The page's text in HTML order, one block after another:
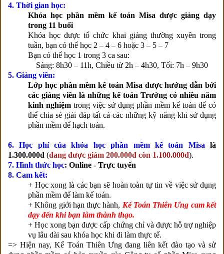
4. Thời gian học:
Khóa học phần mềm kế toán Misa được giảng dạy
trong 11 buổi
Khóa học được tổ chức khai giảng thường xuyên trong
tuần, bạn có thể học 2 – 4 – 6 hoặc 3 – 5 – 7
Bạn có thể học 1 trong 3 ca sau:
Sáng: 8h30 – 11h, Chiều từ 2h – 4h30, Tối: 7h – 9h30
5. Giảng viên:
Lớp học phần mềm kế toán Misa được hướng dẫn bởi
các giảng viên là những kế toán Trưởng có nhiều năm
kinh nghiệm trong việc sử dụng phần mềm kế toán để có
thể chia sẻ giải đáp tất cả các những kỹ năng khi sử dụng
phần mềm để hạch toán.
6.Học phí của khóa học phần mềm kế toán Misa
là
1.300.000đ (đang được giảm 200.000đ còn 1.100.000đ).
7. Hình thức học: Online - Trực tuyến
8. Cam kết:
+ Học xong là các bạn sẽ hoàn toàn tự tin về việc sử dụng
phần mềm để làm kế toán.
+ Không giới hạn thực hành, Kế Toán Thiên Ưng cam kết
dạy đến khi bạn làm thành thạo.
+ Học xong bạn được cấp chứng chỉ và được hỗ trợ nghiệp
vụ lâu dài sau khóa học khi đi làm thực tế.
=> Hiện nay, Kế Toán Thiên Ưng đang liên kết đào tạo và sử